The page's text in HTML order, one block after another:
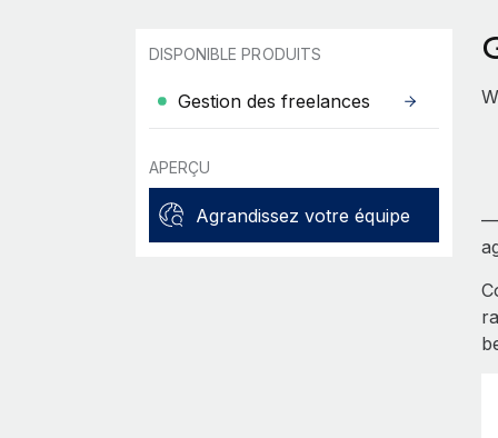
DISPONIBLE PRODUITS
Gestion des freelances
APERÇU
Agrandissez votre équipe
—